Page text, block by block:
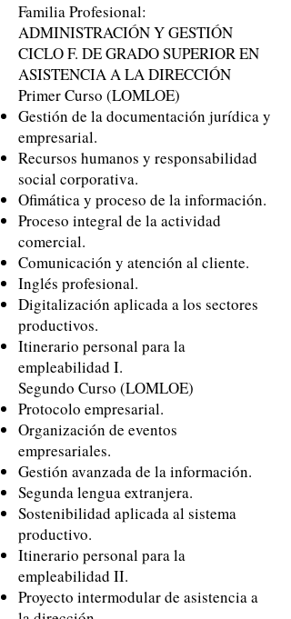
Familia Profesional:
ADMINISTRACIÓN Y GESTIÓN
CICLO F. DE GRADO SUPERIOR EN
ASISTENCIA A LA DIRECCIÓN
Primer Curso (LOMLOE)
Gestión de la documentación jurídica y
empresarial.
Recursos humanos y responsabilidad
social corporativa.
Ofimática y proceso de la información.
Proceso integral de la actividad
comercial.
Comunicación y atención al cliente.
Inglés profesional.
Digitalización aplicada a los sectores
productivos.
Itinerario personal para la
empleabilidad I.
Segundo Curso (LOMLOE)
Protocolo empresarial.
Organización de eventos
empresariales.
Gestión avanzada de la información.
Segunda lengua extranjera.
Sostenibilidad aplicada al sistema
productivo.
Itinerario personal para la
empleabilidad II.
Proyecto intermodular de asistencia a